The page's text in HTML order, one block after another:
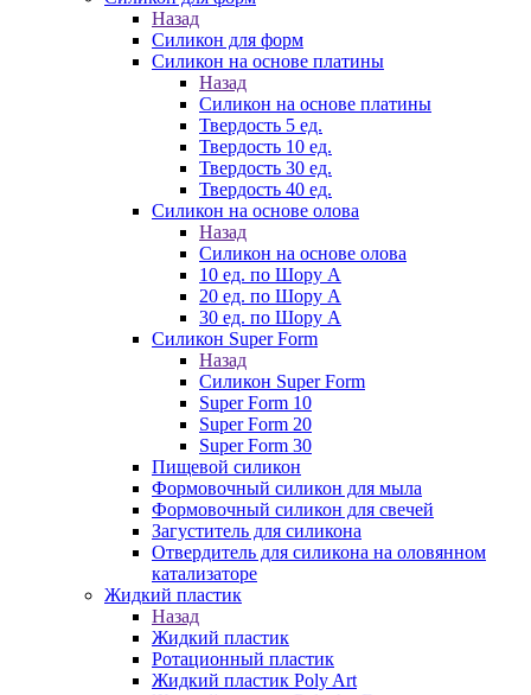
Назад
Силикон для форм
Силикон на основе платины
Назад
Силикон на основе платины
Твердость 5 ед.
Твердость 10 ед.
Твердость 30 ед.
Твердость 40 ед.
Силикон на основе олова
Назад
Силикон на основе олова
10 ед. по Шору А
20 ед. по Шору А
30 ед. по Шору А
Силикон Super Form
Назад
Силикон Super Form
Super Form 10
Super Form 20
Super Form 30
Пищевой силикон
Формовочный силикон для мыла
Формовочный силикон для свечей
Загуститель для силикона
Отвердитель для силикона на оловянном
катализаторе
Жидкий пластик
Назад
Жидкий пластик
Ротационный пластик
Жидкий пластик Poly Art